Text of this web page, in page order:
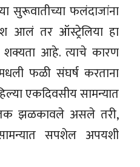
सुरूवातीच्या फलंदाजांना
आलं तर ऑस्ट्रेलिया हा
आहे. त्याचे कारण
फळी संघर्ष करताना
एकदिवसीय सामन्यात
झळकावले असले तरी,
सपशेल अपयशी